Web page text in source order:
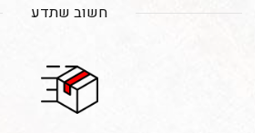
חשוב שתדע